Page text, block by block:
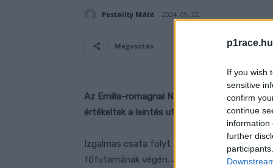
If you wish
sensitive
confirm
continue
information
further
Pestality Máté 2024. 09. 22.
Megosztás
Az Emilia-romagnai Nagydíj főfutamának
értékeltek a leintés után.
Izgalmas csata folyt az első helyért a
főfutamának végén. Jorge Martín egy